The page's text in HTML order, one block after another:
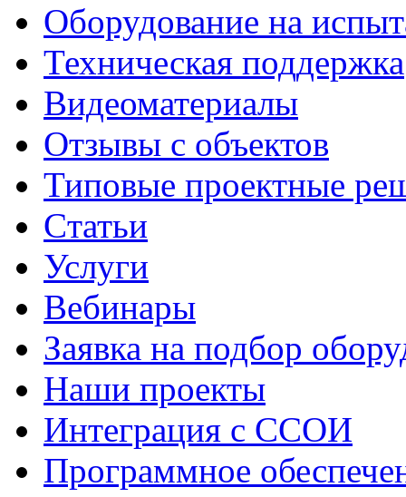
Оборудование на
Техническая поддержка
Видеоматериалы
Отзывы с объектов
Типовые проектные
Cтатьи
Услуги
Вебинары
Заявка на подбор
Наши проекты
Интеграция с ССОИ
Программное